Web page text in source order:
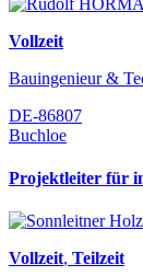
Vollzeit
Bauingenieur &
DE-86807
Buchloe
Projektleiter für
Vollzeit, Teilzeit